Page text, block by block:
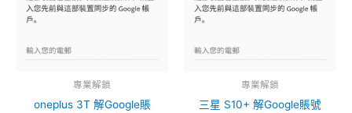
專業解鎖
oneplus 3T 解Google賬
專業解鎖
三星 S10+ 解Google賬號